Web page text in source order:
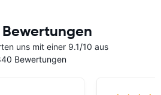
uns mit einer 9.1/10 aus
Bewertungen